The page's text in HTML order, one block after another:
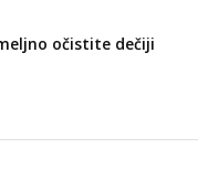
očistite dečiji